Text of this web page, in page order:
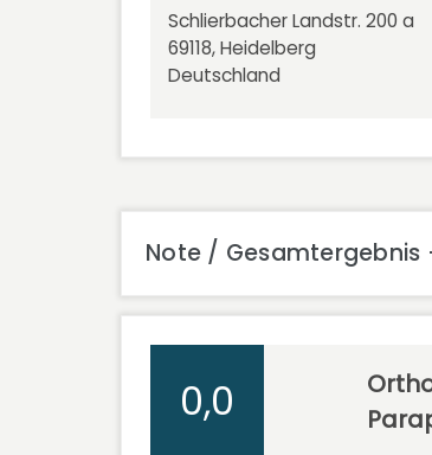
Schlierbacher Landstr. 200 a
69118, Heidelberg
Deutschland
Note / Gesamtergebnis
0,0